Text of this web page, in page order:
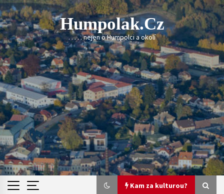
Skip
to
content
Humpolak.cz
. . . . . nejen o Humpolci a okolí
Kam za kulturou?